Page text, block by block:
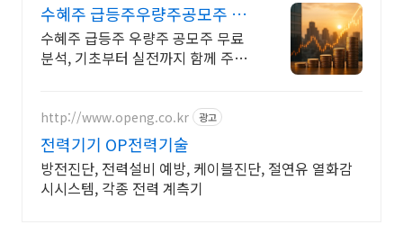
수혜주 급등주우량주공모주 추
지금 안보면 늦어요
수혜주 급등주 우량주 공모주 무료
분석, 기초부터 실전까지 함께 주식
http://www.openg.co.kr 광고
전력기기 OP전력기술
방전진단, 전력설비 예방, 케이블진단, 절연유 열화감
시시스템, 각종 전력 계측기